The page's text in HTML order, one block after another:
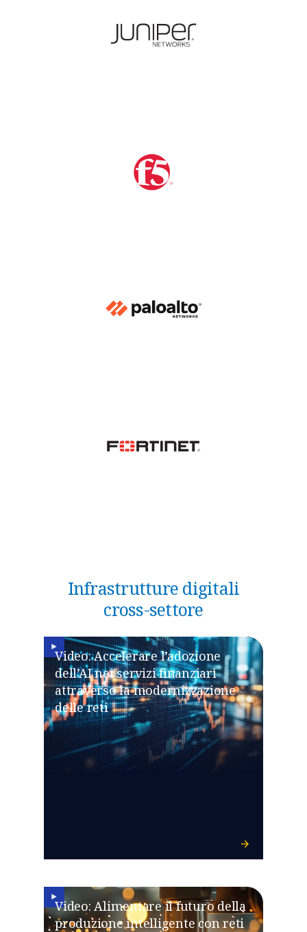
Infrastrutture digitali
cross-settore
Video: Accelerare l’adozione
dell’AI nei servizi finanziari
attraverso la modernizzazione
delle reti
Video: Alimentare il futuro della
produzione intelligente con reti